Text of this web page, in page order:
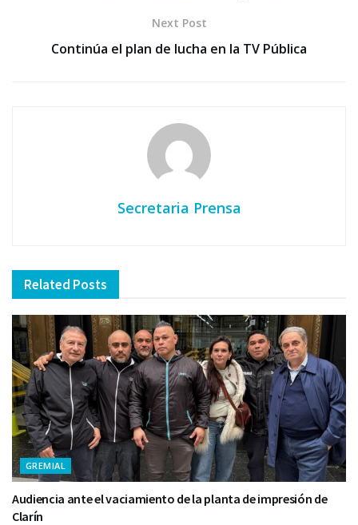
Next Post
Continúa el plan de lucha en la TV Pública
Secretaria Prensa
Related Posts
GREMIAL
Audiencia ante el vaciamiento de la planta de impresión de
Clarín